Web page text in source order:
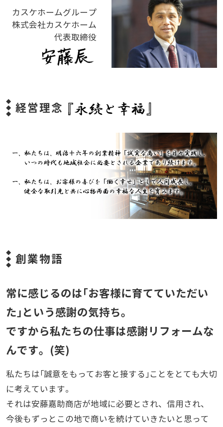
カスケホームグループ
株式会社カスケホーム
代表取締役
経営理念
創業物語
常に感じるのは｢お客様に育てていただい
た｣という感謝の気持ち。
ですから私たちの仕事は感謝リフォームな
んです。(笑)
私たちは｢誠意をもってお客と接する｣ことをとても大切
に考えています。
それは安藤嘉助商店が地域に必要とされ、信用され、
今後もずっとこの地で商いを続けていきたいと思って